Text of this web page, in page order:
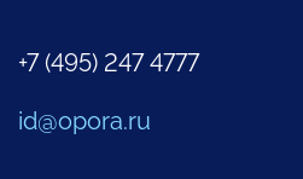
+7 (495) 247 4777
id@opora.ru